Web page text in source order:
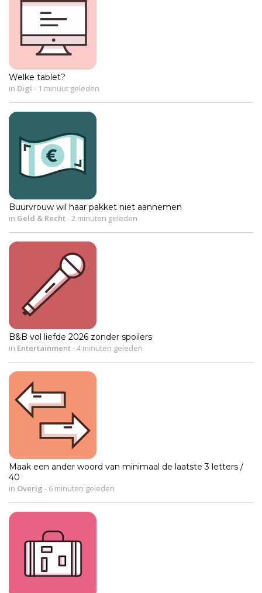
Welke tablet?
in Digi - 1 minuut geleden
Buurvrouw wil haar pakket niet aannemen
in Geld & Recht-2 minuten geleden
B&B vol liefde 2026 zonder spoilers
in Entertainment-4 minuten geleden
Maak een ander woord van minimaal de laatste 3 letters /
40
in Overig - 6 minuten geleden